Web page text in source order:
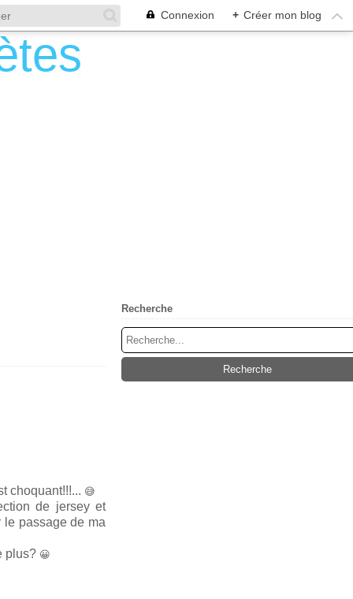
Connexion + Créer mon blog
choquant!!!... 😅
de jersey et
passage de ma
plus? 😀
Recherche